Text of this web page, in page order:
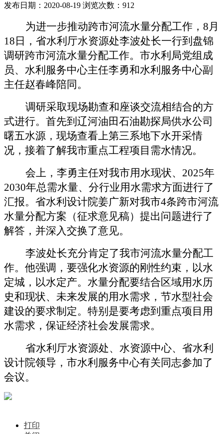
发布日期：2020-08-19 浏览次数： 912
为进一步推动跨市河流水量分配工作， 8月
18日，省水利厅水资源处李波处长一行到盘锦
调研跨市河流水量分配工作。市水利局党组成
员、水利服务中心主任李勇和水利服务中心副
主任赵春峰陪同。
调研采取现场勘查和座谈交流相结合的方
式进行。首先到辽河油田石油勘探局供水公司
曙五水源，现场查看上第三系地下水开采情
况，接着了解我市重点工程项目需水情况。
会上，李勇主任对我市用水现状、 2025年
2030年总需水量、分行业用水需求方面进行了
汇报。省水利设计院姜广新对我市4条跨市河流
水量分配方案（征求意见稿） 提出问题进行了
解答，并深入交换了意见。
李波处长充分肯定了我市河流水量分配工
作。他强调，要强化水资源的刚性约束，以水
定城，以水定产。水量分配要结合区域用水历
史和现状、未来发展的用水需求，节水型社会
建设的要求制定。特别是要考虑到重点项目用
水需求，保证经济社会发展需求。
省水利厅水资源处、水资源中心、省水利
设计院领导，市水利服务中心有关同志参加了
会议。
打印